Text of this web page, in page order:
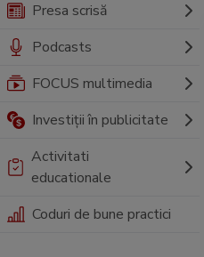
Presa scrisă
Podcasts
FOCUS multimedia
Investiții în publicitate
Activitati
educationale
Coduri de bune practici